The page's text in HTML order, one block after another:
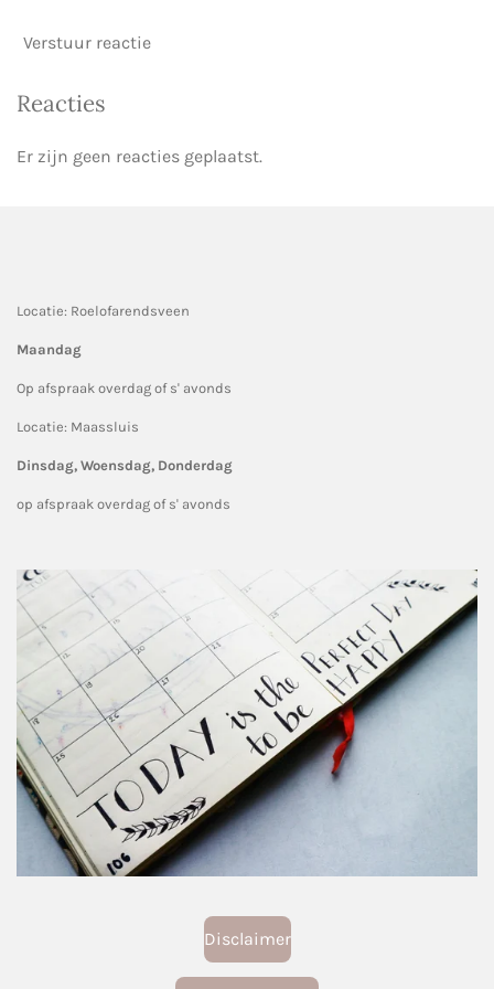
Verstuur reactie
Reacties
Er zijn geen reacties geplaatst.
Locatie: Roelofarendsveen
Maandag
Op afspraak overdag of s' avonds
Locatie: Maassluis
Dinsdag, Woensdag, Donderdag
op afspraak overdag of s' avonds
Disclaimer